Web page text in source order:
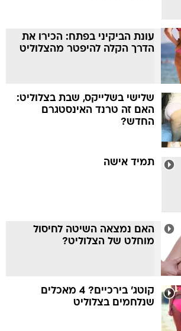
עונת הביקיני בפתח: הכירו את
הדרך הקלה להיפטר מהצלוליט
שלישי בשלייקס, שבת בצלוליט:
האם זה טרנד האינסטגרם
החדש?
תמיד אישה
האם נמצאה השיטה לחיסול
מוחלט של הצלוליט?
קוטג' בירכיים? 4 מאכלים
שנלחמים בצלוליט